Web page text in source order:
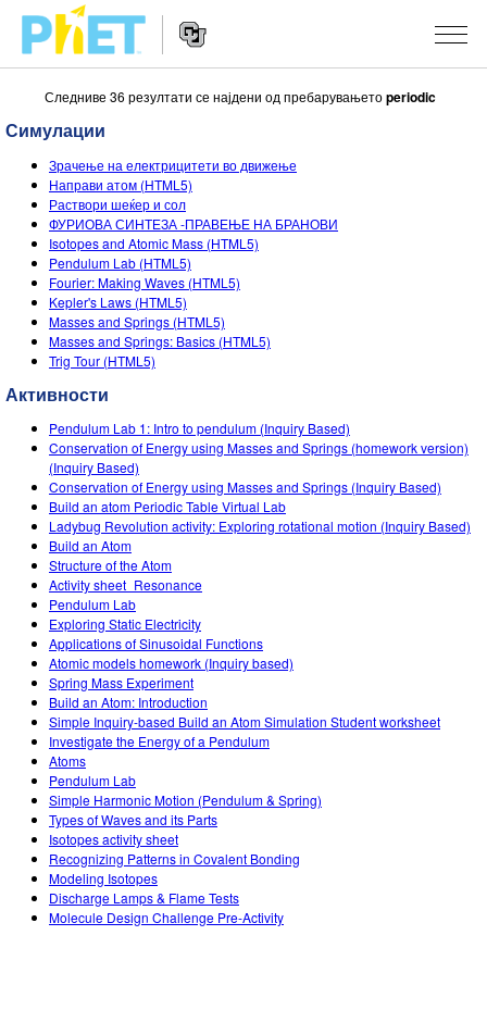
Пребарај
PhET
веб
страната
Navigation
СИМУЛАЦИИ
All Sims
Физика
Математика
Хемија
Географија
Биологија
Преведени симулации
Customizable Sims
STUDIO
About Studio
Customizable Sims
Start a Free Trial
Purchase a License
НАСТАВА
Разгледај Активности
Споделете ги вашите активности
Activity Contribution Guidelines
Professional Learning with PhET
Teaching with PhET
ИСТРАЖУВАЊА
INITIATIVES
Data Fluency
DEIB in STEM Ed
SceneryStack OSE
Impact Report
НАЈАВИ СЕ / РЕГИСТРИРАЈ СЕ
Следниве 36 резултати се најдени од пребарувањетоperiodic
Симулации
Зрачење на електрицитети во движење
Направи атом (HTML5)
Раствори шеќер и сол
ФУРИОВА СИНТЕЗА -ПРАВЕЊЕ НА БРАНОВИ
Isotopes and Atomic Mass (HTML5)
Pendulum Lab (HTML5)
Fourier: Making Waves (HTML5)
Kepler's Laws (HTML5)
Masses and Springs (HTML5)
Masses and Springs: Basics (HTML5)
Trig Tour (HTML5)
Активности
Pendulum Lab 1: Intro to pendulum (Inquiry Based)
Conservation of Energy using Masses and Springs (homework version)
(Inquiry Based)
Conservation of Energy using Masses and Springs (Inquiry Based)
Build an atom Periodic Table Virtual Lab
Ladybug Revolution activity: Exploring rotational motion (Inquiry Based)
Build an Atom
Structure of the Atom
Activity sheet_Resonance
Pendulum Lab
Exploring Static Electricity
Applications of Sinusoidal Functions
Atomic models homework (Inquiry based)
Spring Mass Experiment
Build an Atom: Introduction
Simple Inquiry-based Build an Atom Simulation Student worksheet
Investigate the Energy of a Pendulum
Atoms
Pendulum Lab
Simple Harmonic Motion (Pendulum & Spring)
Types of Waves and its Parts
Isotopes activity sheet
Recognizing Patterns in Covalent Bonding
Modeling Isotopes
Discharge Lamps & Flame Tests
Molecule Design Challenge Pre-Activity